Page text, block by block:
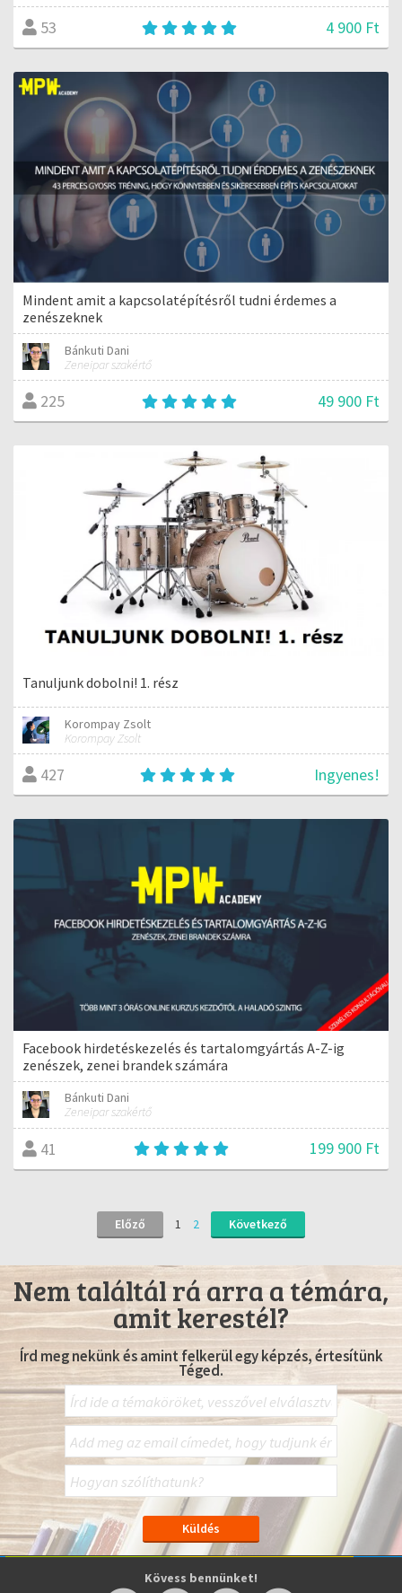
53 4 900 Ft
Mindent amit a kapcsolatépítésről tudni érdemes a
zenészeknek
Bánkuti Dani
Zeneipar szakértő
225 49 900 Ft
Tanuljunk dobolni! 1. rész
Korompay Zsolt
Korompay Zsolt
427 Ingyenes!
Facebook hirdetéskezelés és tartalomgyártás A-Z-ig
zenészek, zenei brandek számára
Bánkuti Dani
Zeneipar szakértő
41 199 900 Ft
Előző 1 2 Következő
Nem találtál rá arra a témára,
amit kerestél?
Írd meg nekünk és amint felkerül egy képzés, értesítünk
Téged.
Kövess bennünket!